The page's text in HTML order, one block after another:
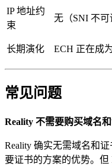
IP 地址约
束
无（SNI 不可
长期演化 ECH 正在成
常见问题
Reality 不需要购买域名
Reality 确实无需域名和
要证书的方案的优势。但